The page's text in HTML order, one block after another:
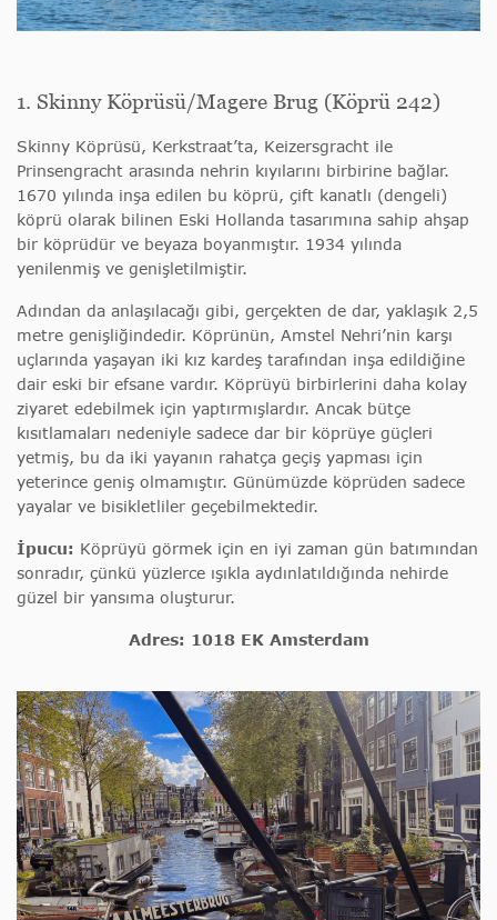
1. Skinny Köprüsü/Magere Brug (Köprü 242)
Skinny Köprüsü, Kerkstraat’ta, Keizersgracht ile
Prinsengracht arasında nehrin kıyılarını birbirine bağlar.
1670 yılında inşa edilen bu köprü, çift kanatlı (dengeli)
köprü olarak bilinen Eski Hollanda tasarımına sahip ahşap
bir köprüdür ve beyaza boyanmıştır. 1934 yılında
yenilenmiş ve genişletilmiştir.
Adından da anlaşılacağı gibi, gerçekten de dar, yaklaşık 2,5
metre genişliğindedir. Köprünün, Amstel Nehri’nin karşı
uçlarında yaşayan iki kız kardeş tarafından inşa edildiğine
dair eski bir efsane vardır. Köprüyü birbirlerini daha kolay
ziyaret edebilmek için yaptırmışlardır. Ancak bütçe
kısıtlamaları nedeniyle sadece dar bir köprüye güçleri
yetmiş, bu da iki yayanın rahatça geçiş yapması için
yeterince geniş olmamıştır. Günümüzde köprüden sadece
yayalar ve bisikletliler geçebilmektedir.
İpucu: Köprüyü görmek için en iyi zaman gün batımından
sonradır, çünkü yüzlerce ışıkla aydınlatıldığında nehirde
güzel bir yansıma oluşturur.
Adres: 1018 EK Amsterdam